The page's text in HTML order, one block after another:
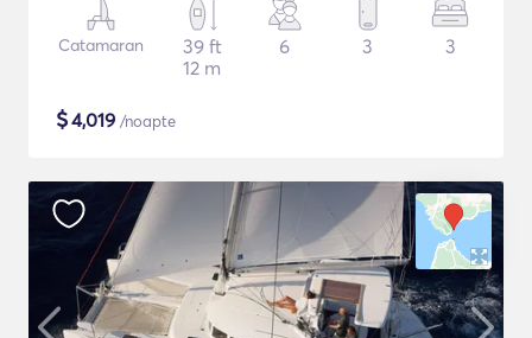
Catamaran
39 ft
12 m
6 3 3
$4,019 /noapte